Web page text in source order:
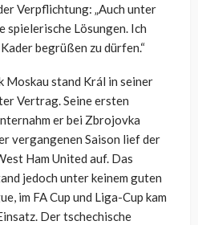
Verpflichtung: „Auch unter
spielerische Lösungen. Ich
begrüßen zu dürfen.“
Moskau stand Král in seiner
Vertrag. Seine ersten
er bei Zbrojovka
vergangenen Saison lief der
Ham United auf. Das
jedoch unter keinem guten
im FA Cup und Liga-Cup kam
Der tschechische